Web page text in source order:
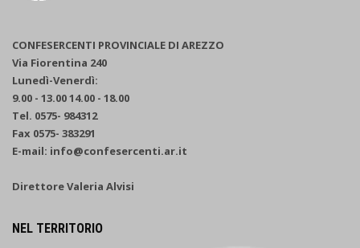
CONFESERCENTI PROVINCIALE DI AREZZO
Via Fiorentina 240
Lunedì-Venerdì:
9.00 - 13.00 14.00 - 18.00
Tel. 0575- 984312
Fax 0575- 383291
E-mail: info@confesercenti.ar.it
Direttore Valeria Alvisi
NEL TERRITORIO